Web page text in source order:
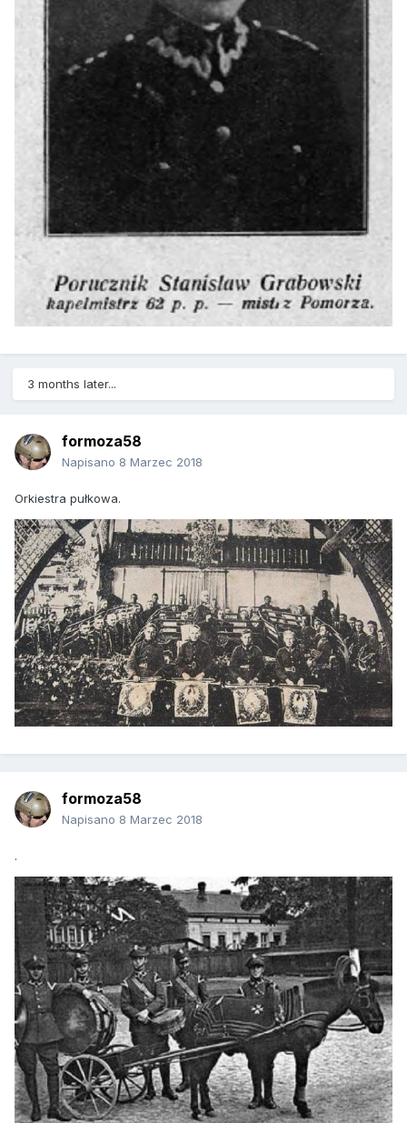
3 months later...
formoza58
Napisano 8 Marzec 2018
Orkiestra pułkowa.
formoza58
Napisano 8 Marzec 2018
.